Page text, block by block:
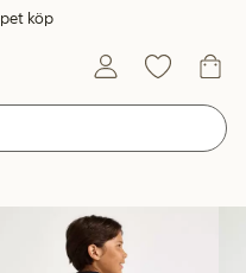
köp